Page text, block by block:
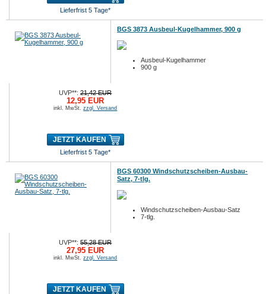
Lieferfrist 5 Tage*
BGS 3873 Ausbeul-Kugelhammer, 900 g
Ausbeul-Kugelhammer
900 g
UVP**:21,42 EUR
12,95 EUR
inkl. MwSt.zzgl. Versand
JETZT KAUFEN
Lieferfrist 5 Tage*
BGS 60300 Windschutzscheiben-Ausbau-
Satz, 7-tlg.
Windschutzscheiben-Ausbau-Satz
7-tlg.
UVP**:55,28 EUR
27,95 EUR
inkl. MwSt.zzgl. Versand
JETZT KAUFEN